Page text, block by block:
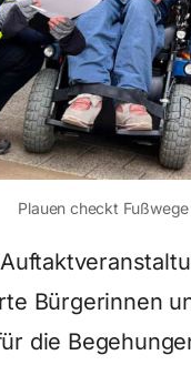
Plauen checkt
Bürgerinnen
die